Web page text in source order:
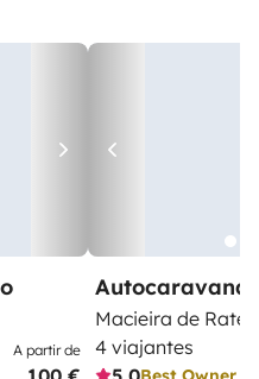
A partir de
Macieira de Rates
4 viajantes